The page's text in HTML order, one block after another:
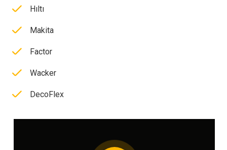
Hıltı
Makita
Factor
Wacker
DecoFlex